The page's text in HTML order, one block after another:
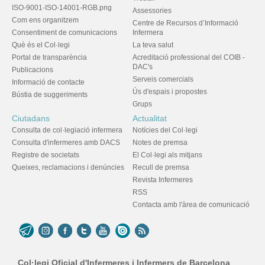
ISO-9001-ISO-14001-RGB.png
Com ens organitzem
Consentiment de comunicacions
Què és el Col·legi
Portal de transparència
Publicacions
Informació de contacte
Bústia de suggeriments
Assessories
Centre de Recursos d’Informació
Infermera
La teva salut
Acreditació professional del COIB -
DAC's
Serveis comercials
Ús d'espais i propostes
Grups
Ciutadans
Consulta de col·legiació infermera
Consulta d'infermeres amb DACS
Registre de societats
Queixes, reclamacions i denúncies
Actualitat
Notícies del Col·legi
Notes de premsa
El Col·legi als mitjans
Recull de premsa
Revista Infermeres
RSS
Contacta amb l'àrea de comunicació
Col·legi Oficial d'Infermeres i Infermers de Barcelona